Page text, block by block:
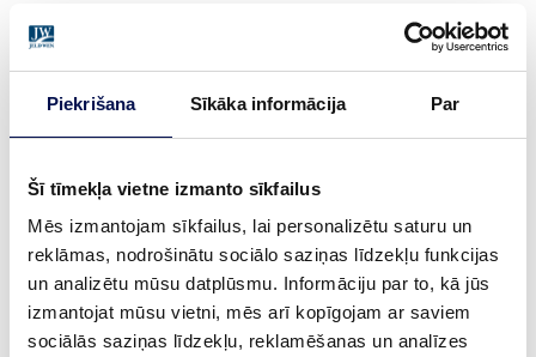
Piekrišana Sīkāka informācija Par
Šī tīmekļa vietne izmanto sīkfailus
Mēs izmantojam sīkfailus, lai personalizētu saturu un
reklāmas, nodrošinātu sociālo saziņas līdzekļu funkcijas
un analizētu mūsu datplūsmu. Informāciju par to, kā jūs
izmantojat mūsu vietni, mēs arī kopīgojam ar saviem
sociālās saziņas līdzekļu, reklamēšanas un analīzes
NCS S0502-YNCS S0500-NNCS S1502-G50Y
NCS S5500-NNCS S9000-N
VAIRĀK
IZMĒRS